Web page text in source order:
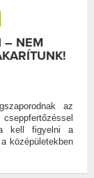
– NEM
az
kell figyelni a
középületekben